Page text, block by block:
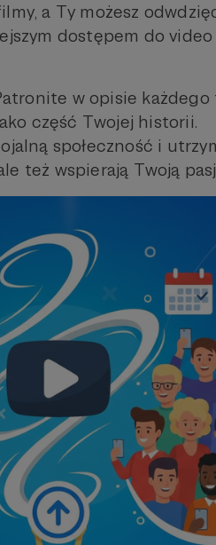
a Ty możesz
dostępem do
w opisie
część Twojej historii.
społeczność i
też wspierają Twoją